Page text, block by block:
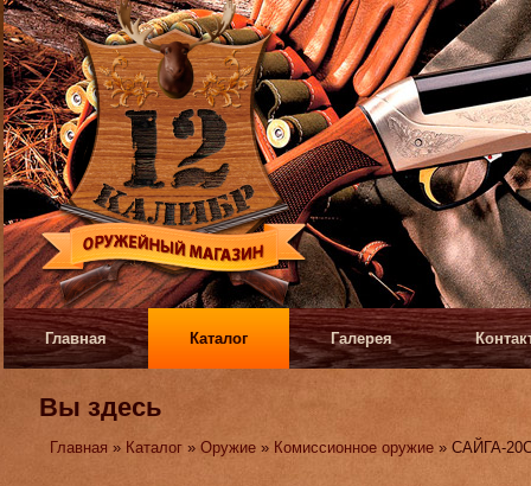
Главная Каталог Галерея
Вы здесь
Главная » Каталог »Оружие » Комиссионное оружие » САЙГА-